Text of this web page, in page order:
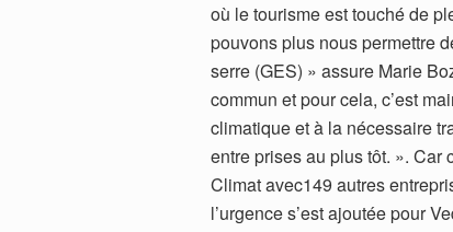
où le tourisme est touché de
pouvons plus nous permettre
serre (GES) » assure Marie
commun et pour cela, c’est
climatique et à la nécessaire
entre prises au plus tôt. ». Car
Climat avec149 autres
l’urgence s’est ajoutée pour